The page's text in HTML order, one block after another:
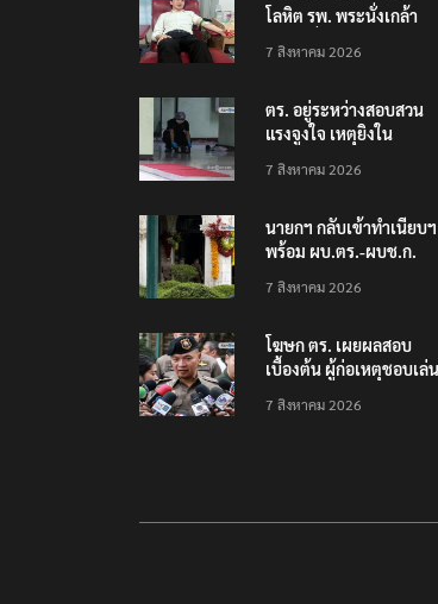
โลหิต รพ. พระนั่งเกล้า
เทพศิรินทร์ นนทบุรี
7 สิงหาคม 2026
ตร. อยู่ระหว่างสอบสวน
แรงจูงใจ เหตุยิงใน
นนทบุรี พบเด็กก่อเหตุ
7 สิงหาคม 2026
นายกฯ กลับเข้าทำเนียบฯ
พร้อม ผบ.ตร.-ผบช.ก.
ปืนเถื่อน
7 สิงหาคม 2026
โฆษก ตร. เผยผลสอบ
เบื้องต้น ผู้ก่อเหตุชอบเล่น
เหตุรุนแรงก่อนลงมือ
7 สิงหาคม 2026